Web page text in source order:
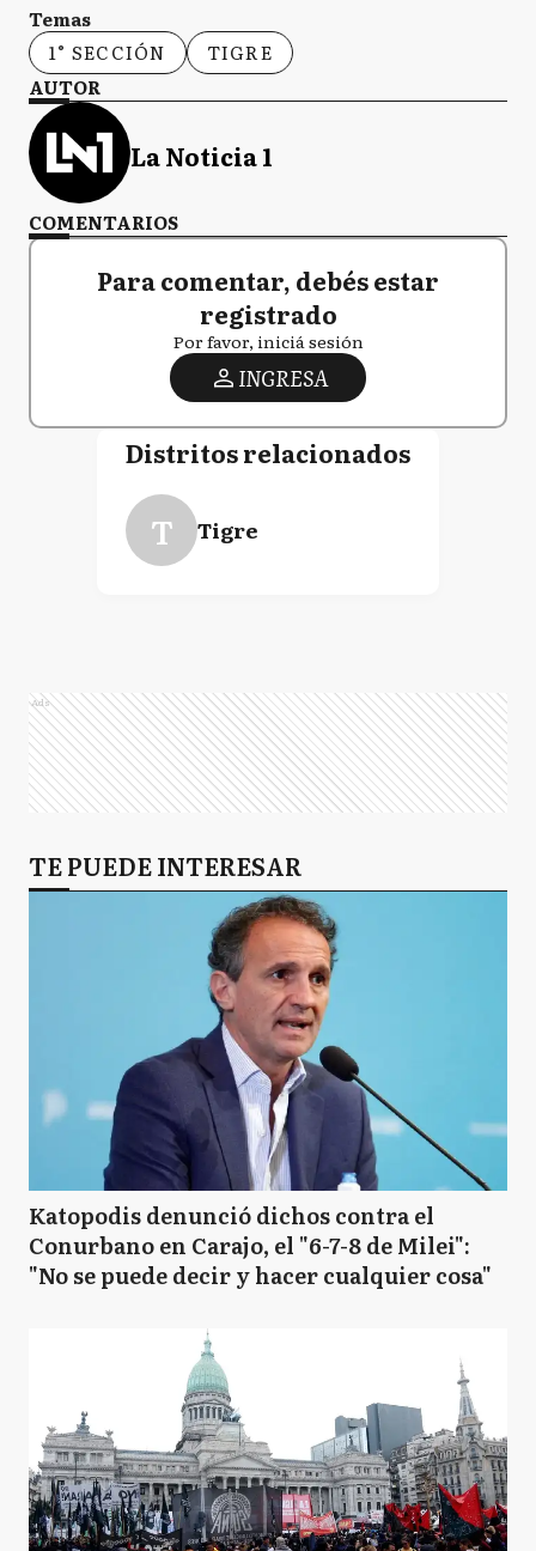
Temas
1° SECCIÓN
TIGRE
AUTOR
La Noticia 1
COMENTARIOS
Para comentar, debés estar
registrado
Por favor, iniciá sesión
INGRESA
Distritos relacionados
T Tigre
Ads
TE PUEDE INTERESAR
Katopodis denunció dichos contra el
Conurbano en Carajo, el "6-7-8 de Milei":
"No se puede decir y hacer cualquier cosa"